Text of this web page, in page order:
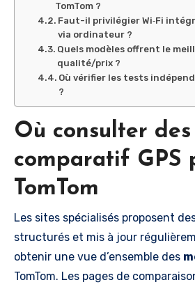
TomTom ?
Faut-il privilégier Wi‑Fi
via ordinateur ?
Quels modèles offrent le
qualité/prix ?
Où vérifier les tests
?
Où consulter
comparatif GPS
TomTom
Les sites spécialisés proposent
structurés et mis à jour
obtenir une vue d’ensemble des
TomTom. Les pages de